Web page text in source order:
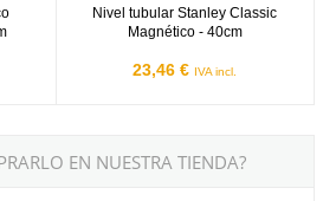
Nivel tubular Stanley Classic
Magnético - 40cm
23,46 € IVA incl.
EN NUESTRA TIENDA?